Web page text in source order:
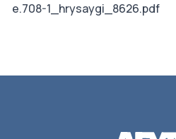
e.708-1_hrysaygi_8626.pdf